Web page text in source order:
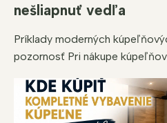
nešliapnuť vedľa
Príklady moderných
pozornosť Pri nákupe